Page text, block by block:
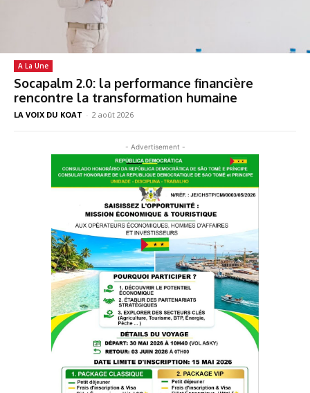
A La Une
Socapalm 2.0: la performance financière
rencontre la transformation humaine
LA VOIX DU KOAT - 2 août 2026
- Advertisement -